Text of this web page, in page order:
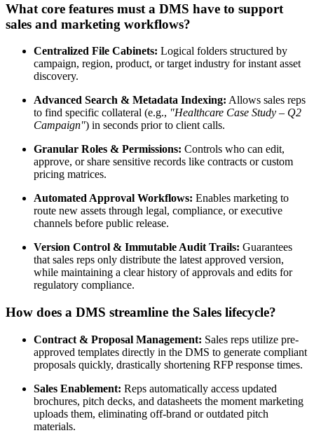
What core features must a DMS have to support
sales and marketing workflows?
Centralized File Cabinets: Logical folders structured by
campaign, region, product, or target industry for instant asset
discovery.
Advanced Search & Metadata Indexing: Allows sales reps
to find specific collateral (e.g., "Healthcare Case Study – Q2
Campaign") in seconds prior to client calls.
Granular Roles & Permissions: Controls who can edit,
approve, or share sensitive records like contracts or custom
pricing matrices.
Automated Approval Workflows: Enables marketing to
route new assets through legal, compliance, or executive
channels before public release.
Version Control & Immutable Audit Trails: Guarantees
that sales reps only distribute the latest approved version,
while maintaining a clear history of approvals and edits for
regulatory compliance.
How does a DMS streamline the Sales lifecycle?
Contract & Proposal Management: Sales reps utilize pre-
approved templates directly in the DMS to generate compliant
proposals quickly, drastically shortening RFP response times.
Sales Enablement: Reps automatically access updated
brochures, pitch decks, and datasheets the moment marketing
uploads them, eliminating off-brand or outdated pitch
materials.